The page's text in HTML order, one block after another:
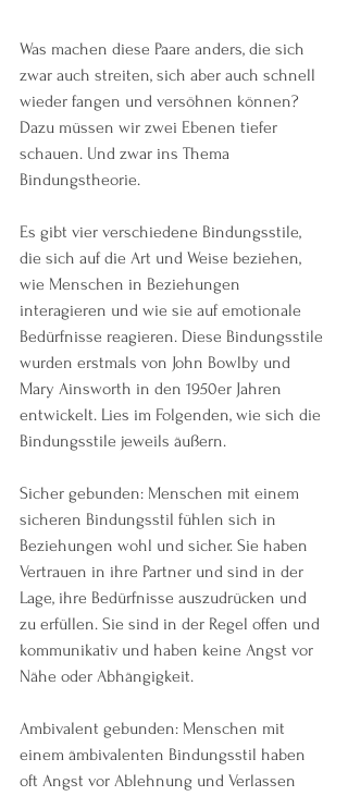
Was machen diese Paare anders, die sich
zwar auch streiten, sich aber auch schnell
wieder fangen und versöhnen können?
Dazu müssen wir zwei Ebenen tiefer
schauen. Und zwar ins Thema
Bindungstheorie.
Es gibt vier verschiedene Bindungsstile,
die sich auf die Art und Weise beziehen,
wie Menschen in Beziehungen
interagieren und wie sie auf emotionale
Bedürfnisse reagieren. Diese Bindungsstile
wurden erstmals von John Bowlby und
Mary Ainsworth in den 1950er Jahren
entwickelt. Lies im Folgenden, wie sich die
Bindungsstile jeweils äußern.
Sicher gebunden: Menschen mit einem
sicheren Bindungsstil fühlen sich in
Beziehungen wohl und sicher. Sie haben
Vertrauen in ihre Partner und sind in der
Lage, ihre Bedürfnisse auszudrücken und
zu erfüllen. Sie sind in der Regel offen und
kommunikativ und haben keine Angst vor
Nähe oder Abhängigkeit.
Ambivalent gebunden: Menschen mit
einem ämbivalenten Bindungsstil haben
oft Angst vor Ablehnung und Verlassen